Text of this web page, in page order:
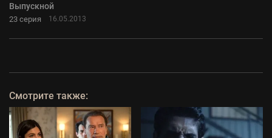
Выпускной
23 серия 16.05.2013
Смотрите также: